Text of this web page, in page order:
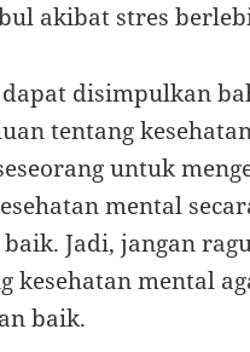
akibat stres
disimpulkan
tentang
untuk
mental
Jadi, jangan
kesehatan mental
baik.